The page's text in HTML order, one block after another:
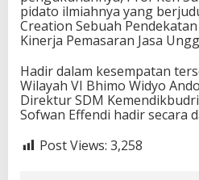
pidato ilmiahnya yang
Creation Sebuah
Kinerja Pemasaran Jasa
Hadir dalam kesempatan
Wilayah VI Bhimo Widyo
Direktur SDM
Sofwan Effendi hadir secara
Post Views: 3,258